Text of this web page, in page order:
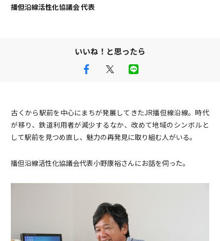
播但沿線活性化協議会 代表
いいね！と思ったら
古くから駅前を中心にまちが発展してきたJR播但線沿線。時代
が移り、鉄道利用者が減少するなか、改めて地域のシンボルと
して駅前を見つめ直し、魅力の再発見に取り組む人がいる。
播但沿線活性化協議会代表小野康裕さんにお話を伺った。